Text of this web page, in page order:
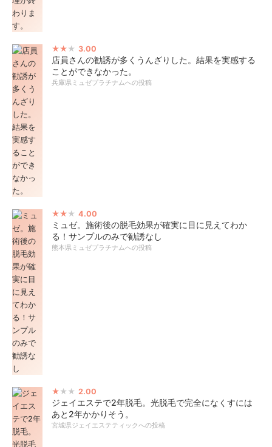
3.00
店員さんの勧誘が多くうんざりした。結果を実感する
ことができなかった。
兵庫県ミュゼプラチナムへの投稿
4.00
ミュゼ。施術後の脱毛効果が確実に目に見えてわか
る！サンプルのみで勧誘なし
熊本県ミュゼプラチナムへの投稿
2.00
ジェイエステで2年脱毛。光脱毛で完全になくすには
あと2年かかりそう。
宮城県ジェイエステティックへの投稿